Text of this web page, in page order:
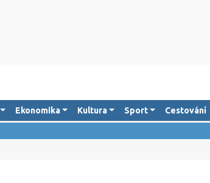
Ekonomika Kultura Sport Cestování